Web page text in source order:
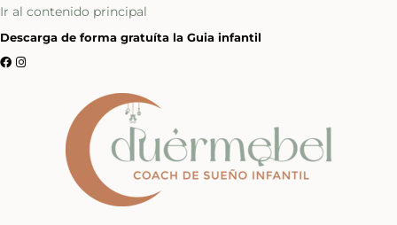
Ir al contenido principal
Descarga de forma gratuíta la Guia infantil